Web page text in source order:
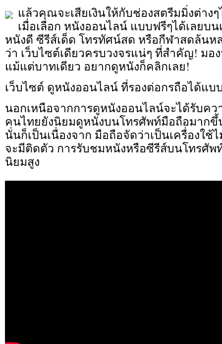
แล้วคุณจะเสียเงินให้กับช่องสตรีมมิ่งต่างๆ
เมื่อเลือก หนังออนไลน์ แบบฟรีๆได้เลยบน
หนังดี ซีรีส์เด็ด โทรทัศน์สด หรือกีฬาสดล้นห
ว่า เว็บไซต์เดียวครบวงจรแน่ๆ ที่สำคัญ! มอง
แม้แต่บาทเดียว อยากดูหนังก็คลิกเลย!
เว็บไซต์ ดูหนังออนไลน์ ที่รองต่อกรถือได้แบ
นอกเหนือจากการดูหนังออนไลน์จะได้รับค
คนไทยยังนิยมดูหนังบนโทรศัพท์มือถือมากขึ้
นั่นก็เป็นเนื่องจาก มือถือจัดว่าเป็นเครื่องใ
จะมีติดตัว การรับชมหนังหรือซีรีส์บนโทรศัพ
นิยมสูง